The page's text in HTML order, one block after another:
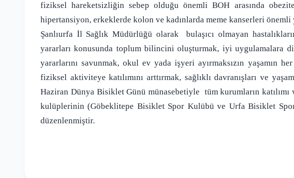
fiziksel hareketsizliğin sebep olduğu önemli BOH arasında
hipertansiyon, erkeklerde kolon ve kadınlarda meme kanserleri önemli
Şanlıurfa İl Sağlık Müdürlüğü olarak
bulaşıcı olmayan
yararları konusunda toplum bilincini oluşturmak, iyi uygulamalara
yararlarını savunmak, okul ev yada işyeri ayırmaksızın yaşamın
fiziksel aktiviteye katılımını arttırmak, sağlıklı davranışları ve
Haziran Dünya Bisiklet Günü münasebetiyle tüm kurumların
kulüplerinin (Göbeklitepe Bisiklet Spor Kulübü ve Urfa Bisiklet
düzenlenmiştir.